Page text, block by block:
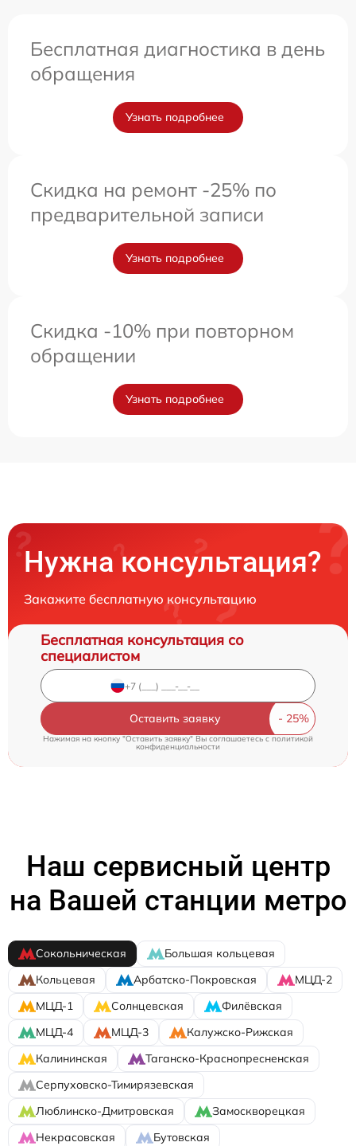
Бесплатная диагностика в день
обращения
Узнать подробнее
Скидка на ремонт -25% по
предварительной записи
Узнать подробнее
Скидка -10% при повторном
обращении
Узнать подробнее
Нужна консультация?
Закажите бесплатную консультацию
Бесплатная консультация со
специалистом
Оставить заявку
Нажимая на кнопку "Оставить заявку" Вы соглашаетесь c политикой
конфиденциальности
Наш сервисный центр
на Вашей станции метро
Сокольническая
Большая кольцевая
Кольцевая
Арбатско-Покровская
МЦД-2
МЦД-1
Солнцевская
Филёвская
МЦД-4
МЦД-3
Калужско-Рижская
Калининская
Таганско-Краснопресненская
Серпуховско-Тимирязевская
Люблинско-Дмитровская
Замоскворецкая
Некрасовская
Бутовская